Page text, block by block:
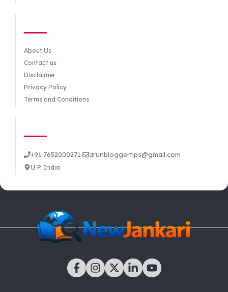
About Us
Contact us
Disclaimer
Privacy Policy
Terms and Conditions
+91 7652000271
arunbloggertips@gmail.com
U.P India